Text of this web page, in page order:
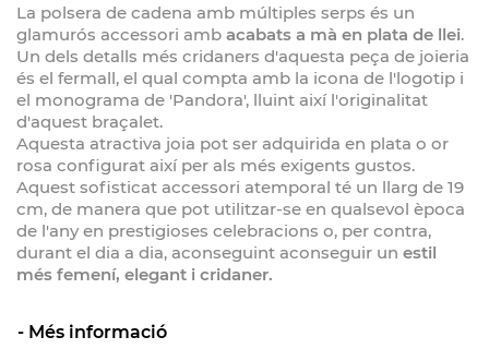
La polsera de cadena amb múltiples serps és un
glamurós accessori amb acabats a mà en plata de llei.
Un dels detalls més cridaners d'aquesta peça de joieria
és el fermall, el qual compta amb la icona de l'logotip i
el monograma de 'Pandora', lluint així l'originalitat
d'aquest braçalet.
Aquesta atractiva joia pot ser adquirida en plata o or
rosa configurat així per als més exigents gustos.
Aquest sofisticat accessori atemporal té un llarg de 19
cm, de manera que pot utilitzar-se en qualsevol època
de l'any en prestigioses celebracions o, per contra,
durant el dia a dia, aconseguint aconseguir un estil
més femení, elegant i cridaner.
Més informació